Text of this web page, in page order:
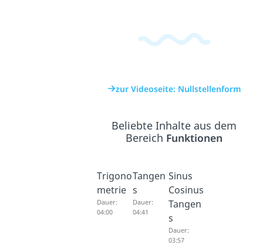
zur Videoseite: Nullstellenform
Beliebte Inhalte aus dem
Bereich Funktionen
Trigono
metrie
Dauer:
04:00
Tangen
s
Dauer:
04:41
Sinus
Cosinus
Tangen
s
Dauer:
03:57